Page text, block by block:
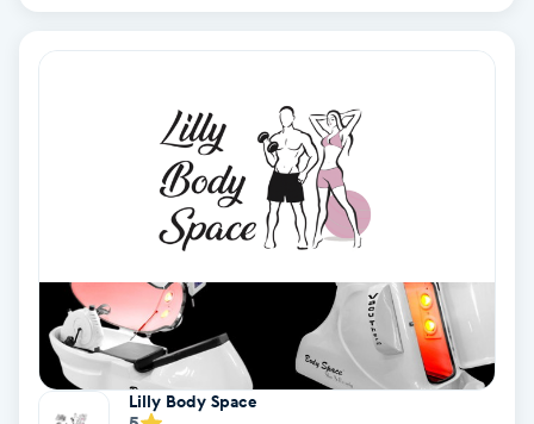
Fransrengöring
Frisör
FunktionsanalysLilly Body Space